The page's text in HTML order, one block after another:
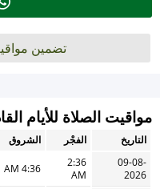
تضمين
مواقيت الصلاة للأيام
التاريخ الفجْر الشروق
09-08-
2026
2:36
AM
4:36 AM